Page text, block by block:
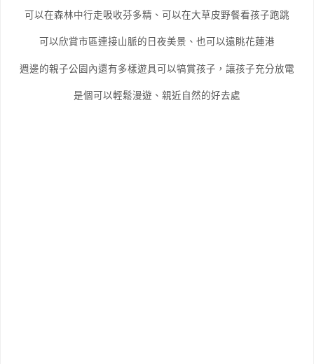
可以在森林中行走吸收芬多精、可以在大草皮野餐看孩子跑跳
可以欣賞市區連接山脈的日夜美景、也可以遠眺花蓮港
週邊的親子公園內還有多樣遊具可以犒賞孩子，讓孩子充分放電
是個可以輕鬆漫遊、親近自然的好去處